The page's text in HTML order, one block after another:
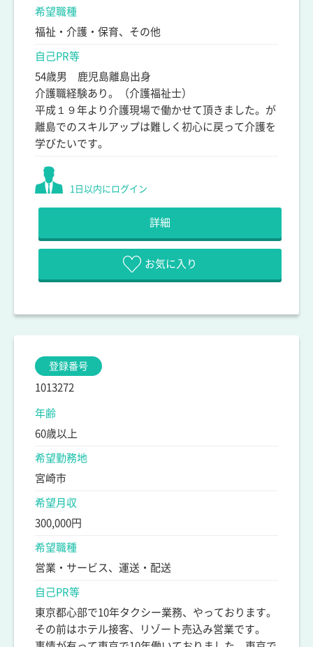
希望職種
福祉・介護・保育、その他
自己PR等
54歳男 鹿児島離島出身
介護職経験あり。（介護福祉士）
平成１９年より介護現場で働かせて頂きました。が
離島でのスキルアップは難しく初心に戻って介護を
学びたいです。
1日以内にログイン
詳細
お気に入り
登録番号
1013272
年齢
60歳以上
希望勤務地
宮崎市
希望月収
300,000円
希望職種
営業・サービス、運送・配送
自己PR等
東京都心部で10年タクシー業務、やっております。
その前はホテル接客、リゾート売込み営業です。